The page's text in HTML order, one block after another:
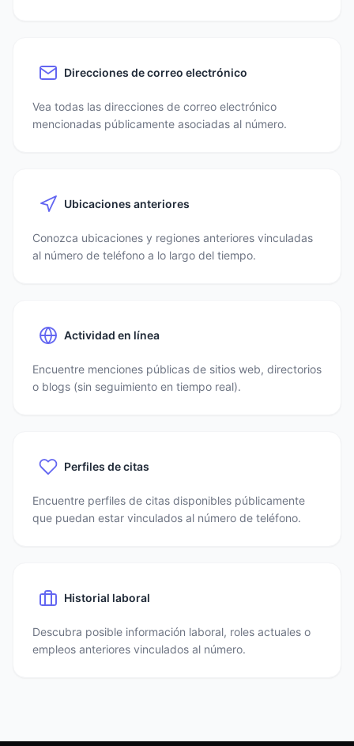
Direcciones de correo electrónico
Vea todas las direcciones de correo electrónico
mencionadas públicamente asociadas al número.
Ubicaciones anteriores
Conozca ubicaciones y regiones anteriores vinculadas
al número de teléfono a lo largo del tiempo.
Actividad en línea
Encuentre menciones públicas de sitios web, directorios
o blogs (sin seguimiento en tiempo real).
Perfiles de citas
Encuentre perfiles de citas disponibles públicamente
que puedan estar vinculados al número de teléfono.
Historial laboral
Descubra posible información laboral, roles actuales o
empleos anteriores vinculados al número.